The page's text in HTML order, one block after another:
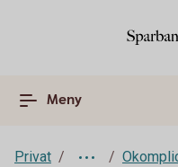
Meny
Privat